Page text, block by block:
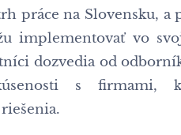
práce na Slovensku, a
implementovať vo
dozvedia od
s firmami,